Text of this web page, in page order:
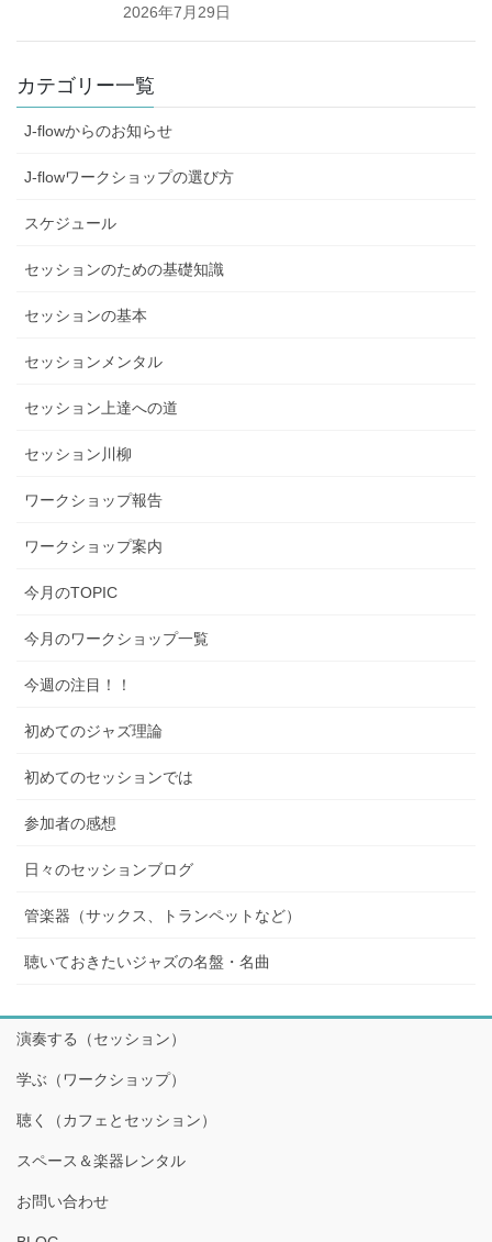
2026年7月29日
カテゴリー一覧
J-flowからのお知らせ
J-flowワークショップの選び方
スケジュール
セッションのための基礎知識
セッションの基本
セッションメンタル
セッション上達への道
セッション川柳
ワークショップ報告
ワークショップ案内
今月のTOPIC
今月のワークショップ一覧
今週の注目！！
初めてのジャズ理論
初めてのセッションでは
参加者の感想
日々のセッションブログ
管楽器（サックス、トランペットなど）
聴いておきたいジャズの名盤・名曲
演奏する（セッション）
学ぶ（ワークショップ）
聴く（カフェとセッション）
スペース＆楽器レンタル
お問い合わせ